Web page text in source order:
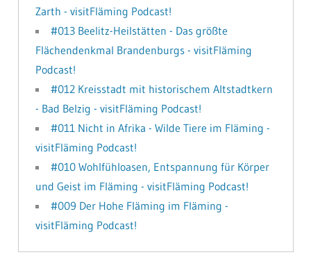
Zarth - visitFläming Podcast!
#013 Beelitz-Heilstätten - Das größte
Flächendenkmal Brandenburgs - visitFläming
Podcast!
#012 Kreisstadt mit historischem Altstadtkern
- Bad Belzig - visitFläming Podcast!
#011 Nicht in Afrika - Wilde Tiere im Fläming -
visitFläming Podcast!
#010 Wohlfühloasen, Entspannung für Körper
und Geist im Fläming - visitFläming Podcast!
#009 Der Hohe Fläming im Fläming -
visitFläming Podcast!